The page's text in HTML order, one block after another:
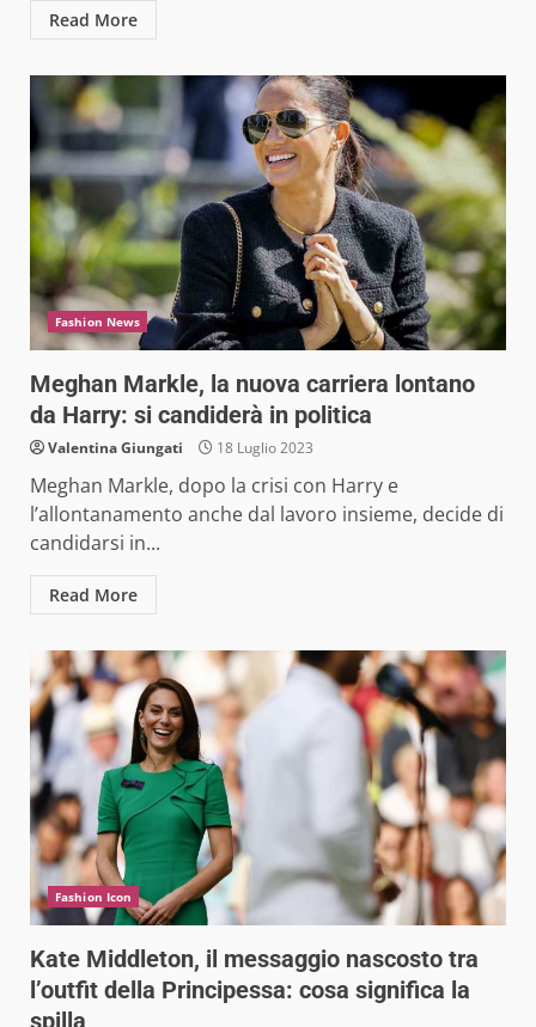
Read More
Fashion News
Meghan Markle, la nuova carriera lontano
da Harry: si candiderà in politica
Valentina Giungati 18 Luglio 2023
Meghan Markle, dopo la crisi con Harry e
l’allontanamento anche dal lavoro insieme, decide di
candidarsi in...
Read More
Fashion Icon
Kate Middleton, il messaggio nascosto tra
l’outfit della Principessa: cosa significa la
spilla